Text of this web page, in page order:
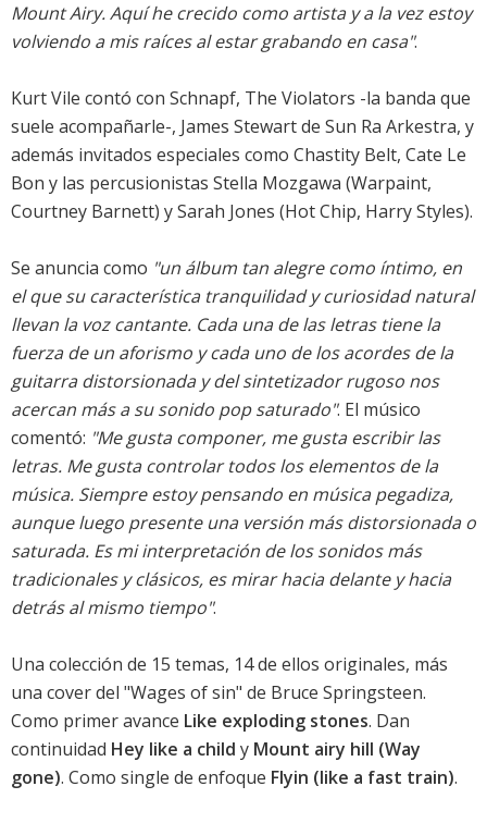
Mount Airy. Aquí he crecido como artista y a la vez estoy
volviendo a mis raíces al estar grabando en casa".
Kurt Vile contó con Schnapf, The Violators -la banda que
suele acompañarle-, James Stewart de Sun Ra Arkestra, y
además invitados especiales como Chastity Belt, Cate Le
Bon y las percusionistas Stella Mozgawa (Warpaint,
Courtney Barnett) y Sarah Jones (Hot Chip, Harry Styles).
Se anuncia como "un álbum tan alegre como íntimo, en
el que su característica tranquilidad y curiosidad natural
llevan la voz cantante. Cada una de las letras tiene la
fuerza de un aforismo y cada uno de los acordes de la
guitarra distorsionada y del sintetizador rugoso nos
acercan más a su sonido pop saturado". El músico
comentó: "Me gusta componer, me gusta escribir las
letras. Me gusta controlar todos los elementos de la
música. Siempre estoy pensando en música pegadiza,
aunque luego presente una versión más distorsionada o
saturada. Es mi interpretación de los sonidos más
tradicionales y clásicos, es mirar hacia delante y hacia
detrás al mismo tiempo".
Una colección de 15 temas, 14 de ellos originales, más
una cover del "Wages of sin" de Bruce Springsteen.
Como primer avance Like exploding stones. Dan
continuidad Hey like a child y Mount airy hill (Way
gone). Como single de enfoque Flyin (like a fast train).